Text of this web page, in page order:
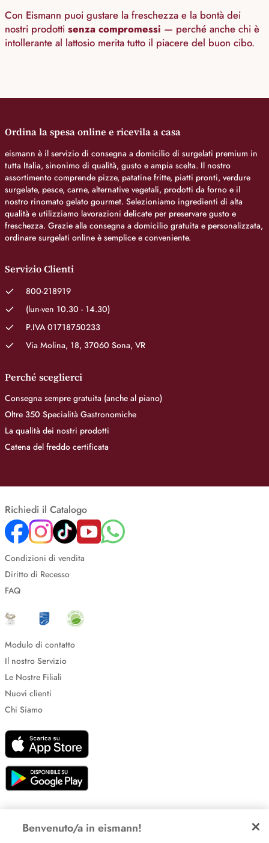
Con Eismann puoi gustare la freschezza e la bontà dei
nostri prodotti senza compromessi — perché anche chi è
intollerante al lattosio merita tutto il piacere del buon cibo.
Ordina la spesa online e ricevila a casa
eismann è il servizio di consegna a domicilio di surgelati premium in
tutta Italia, sinonimo di qualità, gusto e ampia scelta. Il nostro
assortimento comprende pizze, patatine fritte, piatti pronti, verdure
surgelate, pesce, carne, alternative vegetali, prodotti da forno e il
nostro rinomato gelato gourmet. Selezioniamo ingredienti di alta
qualità e utilizziamo lavorazioni delicate per preservare gusto e
freschezza. Grazie alla consegna a domicilio gratuita e personalizzata,
ordinare surgelati online è semplice e conveniente.
Servizio Clienti
800-218919
(lun-ven 10.30 - 14.30)
P.IVA 01718750233
Via Molina, 18, 37060 Sona, VR
Perché sceglierci
Consegna sempre gratuita (anche al piano)
Oltre 350 Specialità Gastronomiche
La qualità dei nostri prodotti
Catena del freddo certificata
Richiedi il Catalogo
Condizioni di vendita
Diritto di Recesso
FAQ
Modulo di contatto
Il nostro Servizio
Le Nostre Filiali
Nuovi clienti
Chi Siamo
Impostazione dei cookie
Informative sulla privacy
Benvenuto/a in eismann!